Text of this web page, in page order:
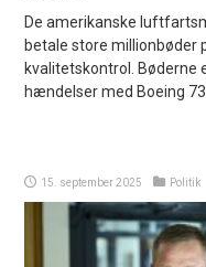
De amerikanske
betale store millionbøder
kvalitetskontrol. Bøderne
hændelser med Boeing
15. september 2025 Politik